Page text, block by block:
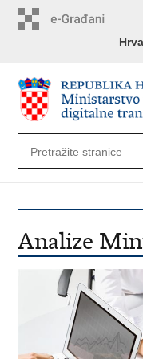
Analize